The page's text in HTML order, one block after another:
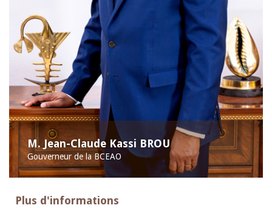
M. Jean-Claude Kassi BROU
Gouverneur de la BCEAO
Plus d'informations